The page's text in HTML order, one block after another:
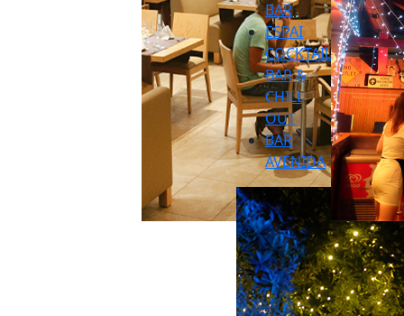
BAR
ESPAI
COCKTAIL
BAR &
CHILL
OUT
BAR
AVENIDA